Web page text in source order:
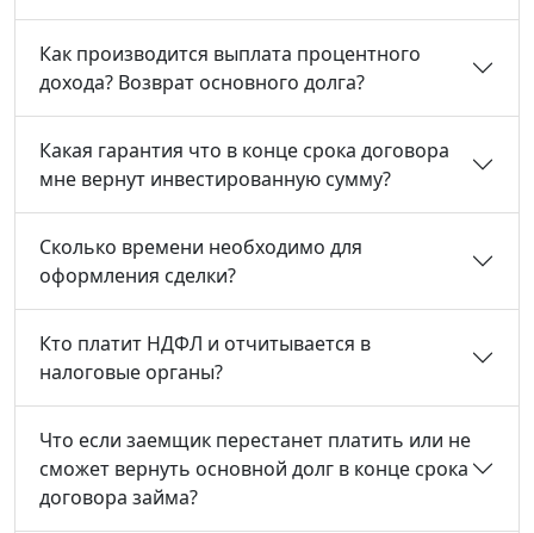
Как производится выплата процентного
дохода? Возврат основного долга?
Какая гарантия что в конце срока договора
мне вернут инвестированную сумму?
Сколько времени необходимо для
оформления сделки?
Кто платит НДФЛ и отчитывается в
налоговые органы?
Что если заемщик перестанет платить или не
сможет вернуть основной долг в конце срока
договора займа?